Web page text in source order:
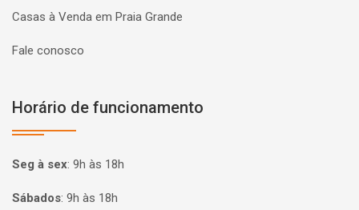
Casas à Venda em Praia Grande
Fale conosco
Horário de funcionamento
Seg à sex: 9h às 18h
Sábados: 9h às 18h